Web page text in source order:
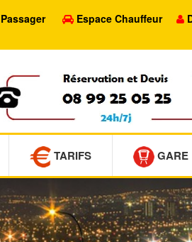
Espace Chauffeur
TARIFS GARE